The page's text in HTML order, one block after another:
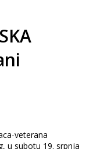
veterana
u subotu 19. srpnja